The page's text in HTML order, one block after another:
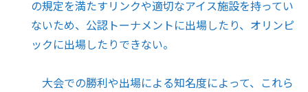
の規定を満たすリンクや適切なアイス施設を持ってい
ないため、公認トーナメントに出場したり、オリンピ
ックに出場したりできない。
大会での勝利や出場による知名度によって、これら